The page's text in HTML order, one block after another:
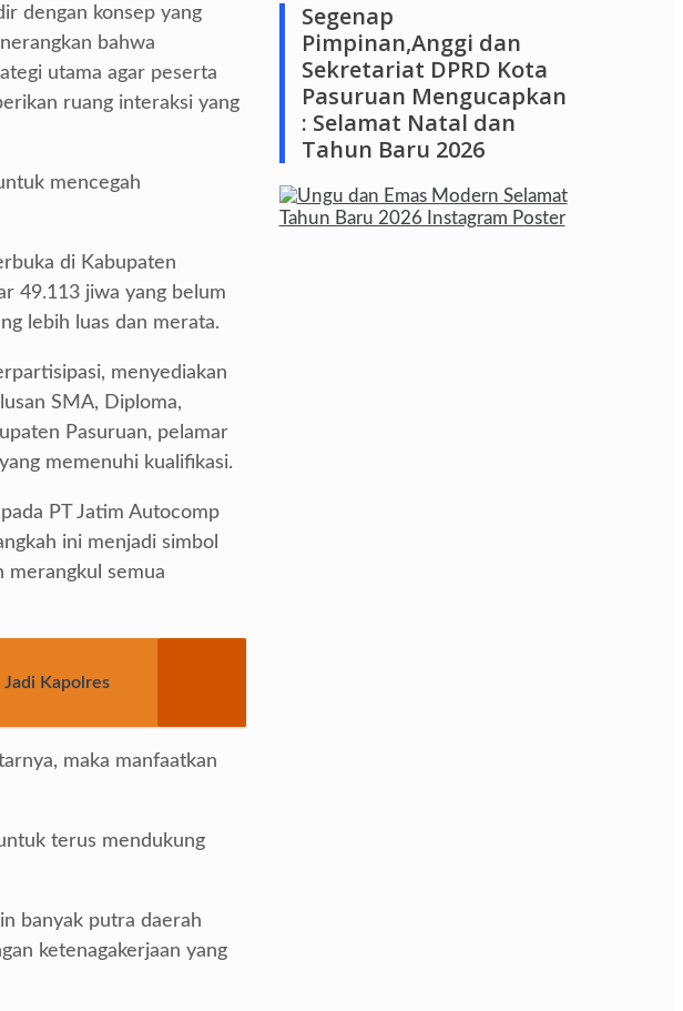
dengan konsep yang
bahwa
utama agar peserta
ruang interaksi yang
mencegah
di Kabupaten
49.113 jiwa yang belum
lebih luas dan merata.
menyediakan
SMA, Diploma,
Pasuruan, pelamar
memenuhi kualifikasi.
PT Jatim Autocomp
ini menjadi simbol
merangkul semua
Kapolres
maka manfaatkan
terus mendukung
banyak putra daerah
ketenagakerjaan yang
Segenap
Pimpinan,Anggi dan
Sekretariat DPRD Kota
Pasuruan Mengucapkan
: Selamat Natal dan
Tahun Baru 2026